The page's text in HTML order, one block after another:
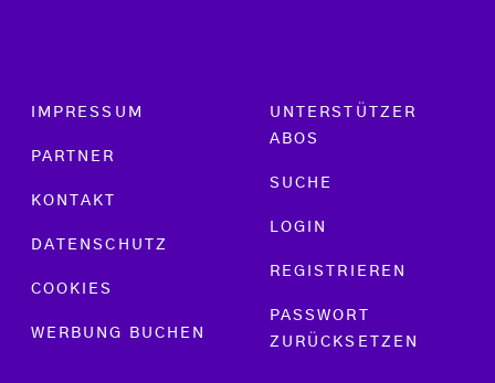
Footer menu
IMPRESSUM
PARTNER
KONTAKT
DATENSCHUTZ
COOKIES
WERBUNG BUCHEN
UNTERSTÜTZER
ABOS
SUCHE
LOGIN
REGISTRIEREN
PASSWORT
ZURÜCKSETZEN